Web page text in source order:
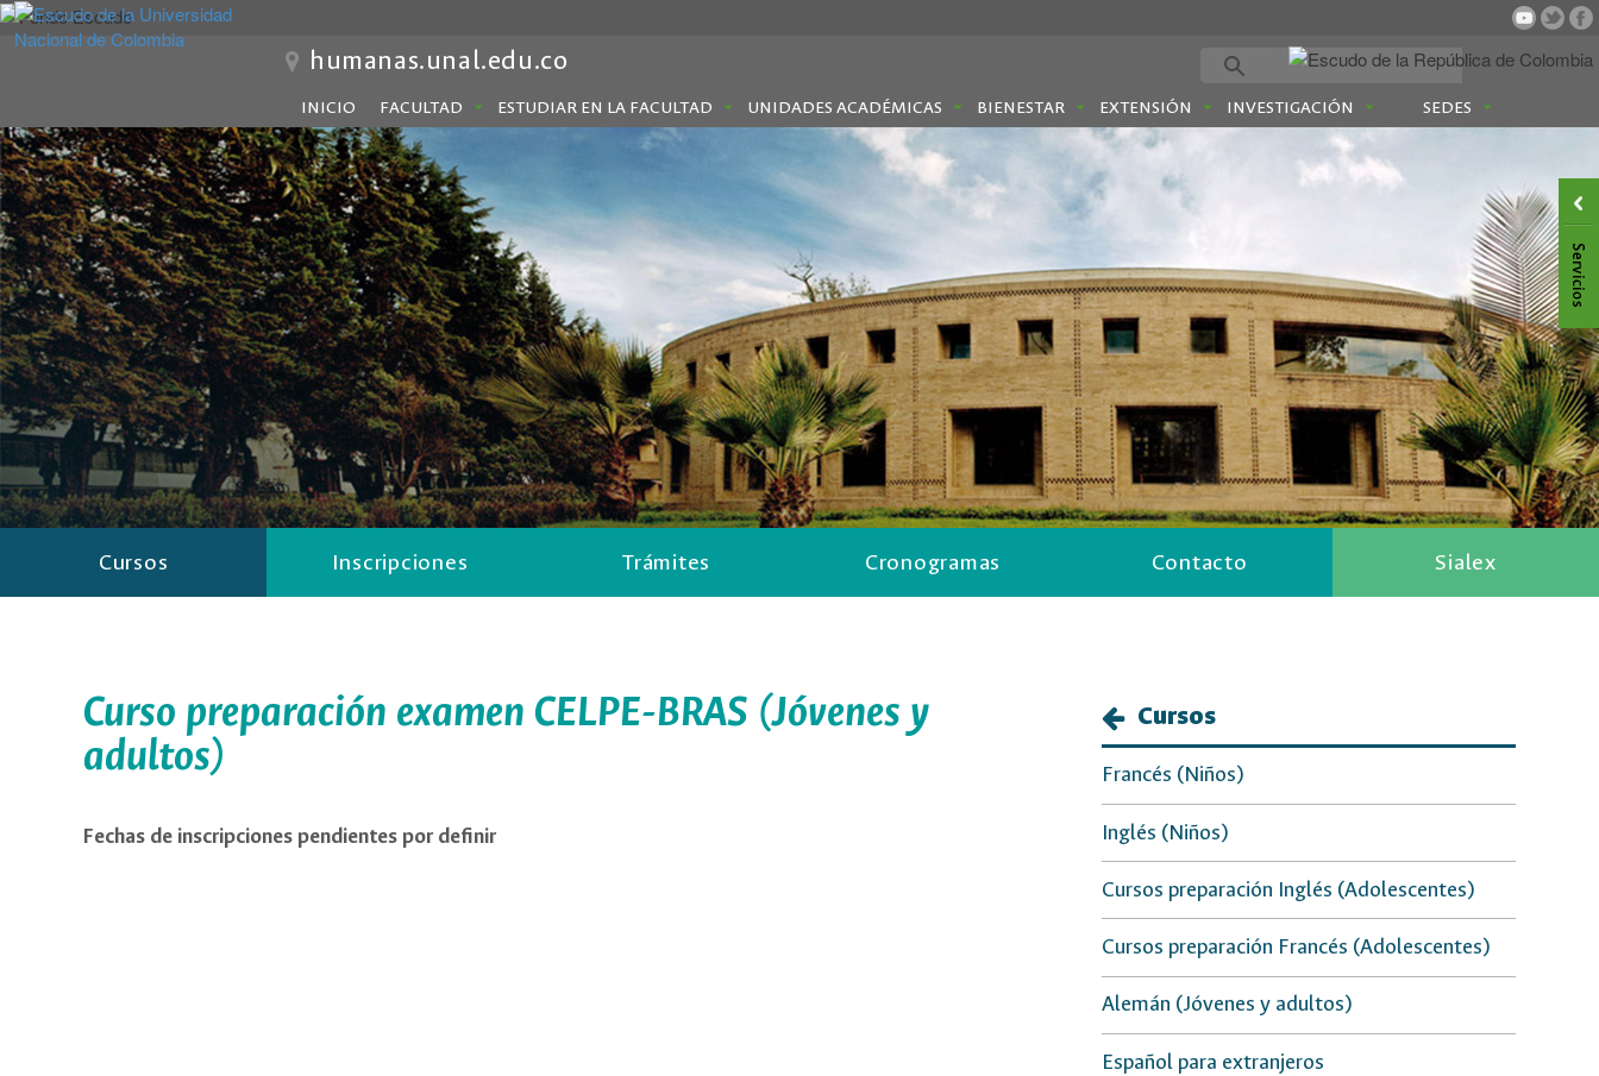
humanas.unal.edu.co
INICIO FACULTAD ESTUDIAR EN LA FACULTAD UNIDADES ACADÉMICAS BIENESTAR EXTENSIÓN INVESTIGACIÓN SEDES
Cursos Inscripciones Trámites Cronogramas Contacto Sialex
Cursos
Francés (Niños)
Inglés (Niños)
Cursos preparación Inglés (Adolescentes)
Cursos preparación Francés (Adolescentes)
Alemán (Jóvenes y adultos)
Español para extranjeros
Curso preparación examen CELPE-BRAS (Jóvenes y
adultos)
Fechas de inscripciones pendientes por definir